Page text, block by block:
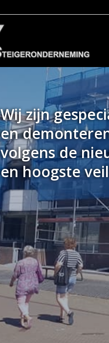
Wij zijn
en
volgens de
en hoogste